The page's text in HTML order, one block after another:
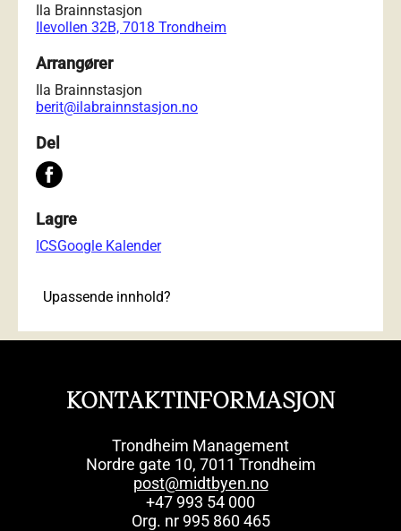
Ila Brainnstasjon
Ilevollen 32B, 7018 Trondheim
Arrangører
Ila Brainnstasjon
berit@ilabrainnstasjon.no
Del
Lagre
ICSGoogle Kalender
Upassende innhold?
KONTAKTINFORMASJON
Trondheim Management
Nordre gate 10, 7011 Trondheim
post@midtbyen.no
+47 993 54 000
Org. nr 995 860 465